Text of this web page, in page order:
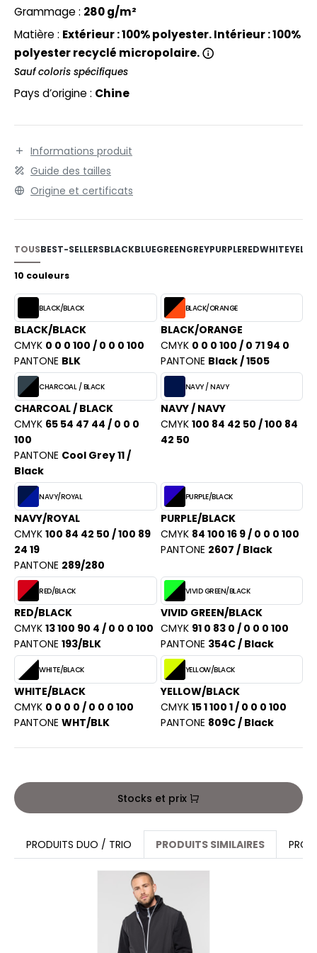
LABEL / TEAR AWAY
VETEMENTS
SHIRT
SHIRT
PROFESSIONNELLE
- BLOUSON
ROW
OF THE LOOM
OF THE LOOM VINTAGE
- BLANKS
COOL
HOODS
T'S
SERIE
GEN
MORNING STUDIOS
Grammage : 280 g/m²
Matière : Extérieur : 100% polyester. Intérieur : 100%
polyester recyclé micropolaire.
Sauf coloris spécifiques
Pays d’origine : Chine
Informations produit
Guide des tailles
Origine et certificats
TOUSBEST-SELLERSBLACKBLUEGREENGREYPURPLEREDWHITE
10 couleurs
BLACK/BLACK
BLACK/BLACK
CMYK 0 0 0 100 / 0 0 0 100
PANTONE BLK
BLACK/ORANGE
BLACK/ORANGE
CMYK 0 0 0 100 / 0 71 94 0
PANTONE Black / 1505
CHARCOAL / BLACK
CHARCOAL / BLACK
CMYK 65 54 47 44 / 0 0 0
100
PANTONE Cool Grey 11 /
Black
NAVY / NAVY
NAVY / NAVY
CMYK 100 84 42 50 / 100 84
42 50
NAVY/ROYAL
NAVY/ROYAL
CMYK 100 84 42 50 / 100 89
24 19
PANTONE 289/280
PURPLE/BLACK
PURPLE/BLACK
CMYK 84 100 16 9 / 0 0 0 100
PANTONE 2607 / Black
RED/BLACK
RED/BLACK
CMYK 13 100 90 4 / 0 0 0 100
PANTONE 193/BLK
VIVID GREEN/BLACK
VIVID GREEN/BLACK
CMYK 91 0 83 0 / 0 0 0 100
PANTONE 354C / Black
WHITE/BLACK
WHITE/BLACK
CMYK 0 0 0 0 / 0 0 0 100
PANTONE WHT/BLK
YELLOW/BLACK
YELLOW/BLACK
CMYK 15 1 100 1 / 0 0 0 100
PANTONE 809C / Black
Stocks et prix
PRODUITS DUO / TRIO PRODUITS SIMILAIRES